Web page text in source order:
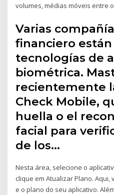
volumes, médias móveis entre
Varias
financiero
tecnologías de
biométrica.
recientemente
Check Mobile,
huella o el
facial para
de los…
Nesta área, selecione o
clique em Atualizar Plano.
e o plano do seu aplicativo.